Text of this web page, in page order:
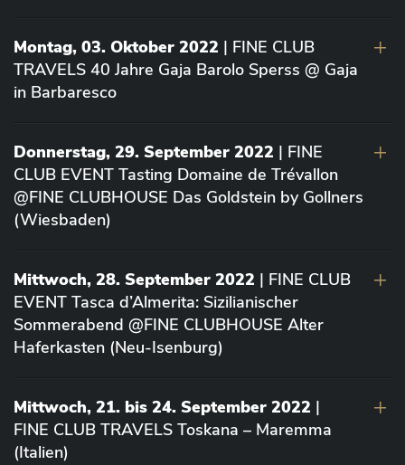
Montag, 03. Oktober 2022 | FINE CLUB
TRAVELS 40 Jahre Gaja Barolo Sperss @ Gaja
in Barbaresco
Donnerstag, 29. September 2022 | FINE
CLUB EVENT Tasting Domaine de Trévallon
@FINE CLUBHOUSE Das Goldstein by Gollners
(Wiesbaden)
Mittwoch, 28. September 2022 | FINE CLUB
EVENT Tasca d’Almerita: Sizilianischer
Sommerabend @FINE CLUBHOUSE Alter
Haferkasten (Neu-Isenburg)
Mittwoch, 21. bis 24. September 2022 |
FINE CLUB TRAVELS Toskana – Maremma
(Italien)